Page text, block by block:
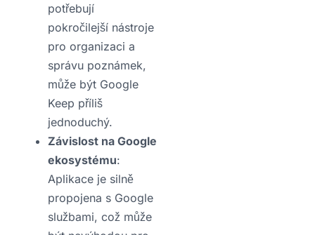
potřebují
pokročilejší nástroje
pro organizaci a
správu poznámek,
může být Google
Keep příliš
jednoduchý.
Závislost na Google
ekosystému:
Aplikace je silně
propojena s Google
službami, což může